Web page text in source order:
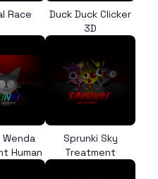
Race
Duck Duck Clicker
3D
Wenda
Human
Sprunki Sky
Treatment